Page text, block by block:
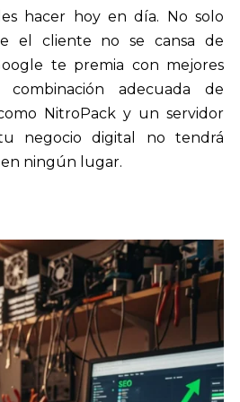
hacer hoy en día. No solo
el cliente no se cansa de
te premia con mejores
combinación adecuada de
NitroPack y un servidor
negocio digital no tendrá
en ningún lugar.